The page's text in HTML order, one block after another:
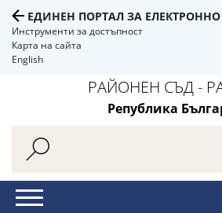
ЕДИНЕН ПОРТАЛ ЗА
Инструменти за достъпност
Карта на сайта
English
РАЙОНЕН СЪД -
Република